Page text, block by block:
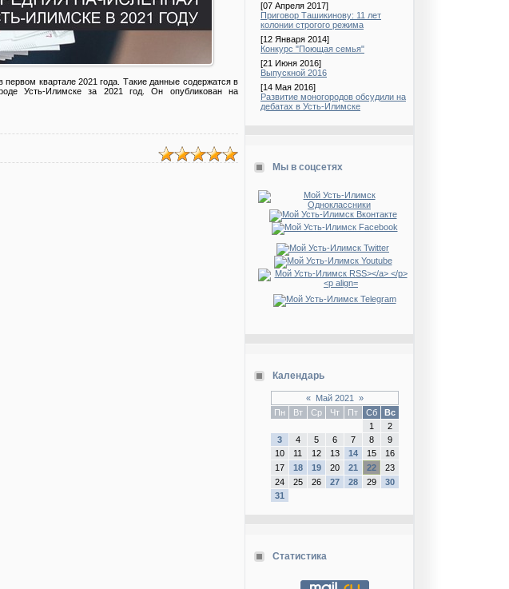
квартале 2021 года. Такие данные содержатся в
Усть-Илимске за 2021 год. Он опубликован на
[07 Апреля 2017]
Приговор Ташикинову: 11 лет
колонии строгого режима
[12 Января 2014]
Конкурс "Поющая семья"
[21 Июня 2016]
Выпускной 2016
[14 Мая 2016]
Развитие моногородов обсудили на
дебатах в Усть-Илимске
Мы в соцсетях
Календарь
« Май 2021
»
Пн
Вт Ср Чт Пт Сб
Вс
1
2
3
4 5 6 7 8
9
10
11 12 13 14 15
16
17
18 19 20 21 22
23
24
25 26 27 28 29
30
31
Статистика